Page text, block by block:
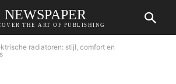
NEWSPAPER
THE ART OF PUBLISHING
radiatoren: stijl, comfort en